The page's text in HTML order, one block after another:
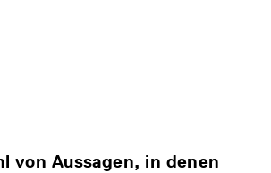
von Aussagen, in denen